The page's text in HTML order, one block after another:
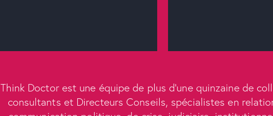
Think Doctor est une équipe de plus d’une quinzaine de
consultants et Directeurs Conseils, spécialistes en